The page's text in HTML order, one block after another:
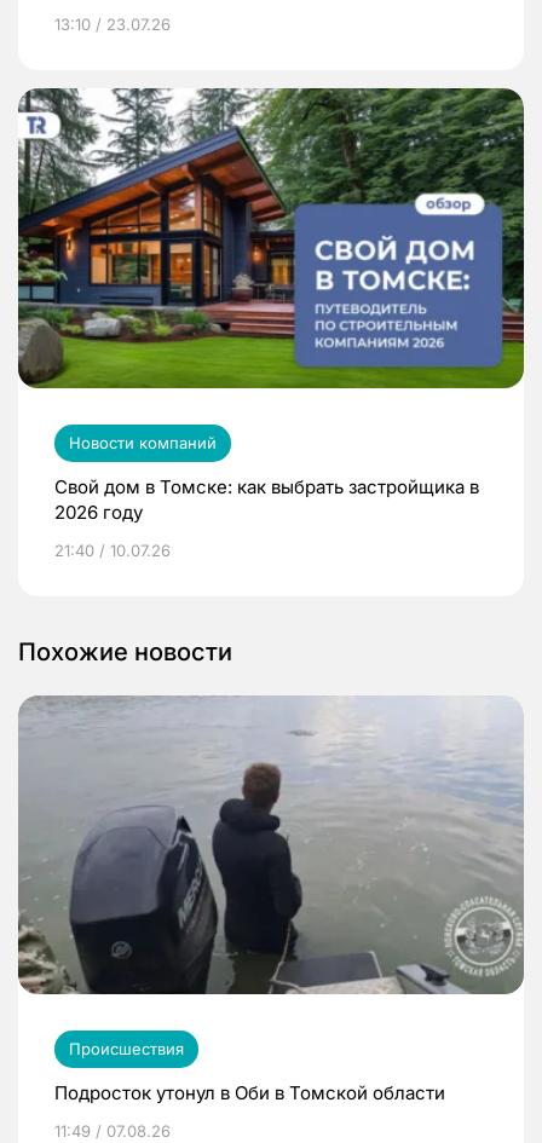
13:10 / 23.07.26
Новости компаний
Свой дом в Томске: как выбрать застройщика в
2026 году
21:40 / 10.07.26
Похожие новости
Происшествия
Подросток утонул в Оби в Томской области
11:49 / 07.08.26